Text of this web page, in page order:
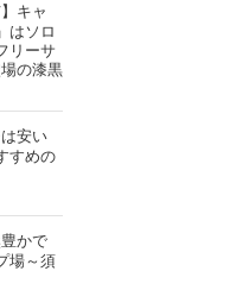
キャ
はソロ
リーサ
の漆黒
安い
すめの
豊かで
場～須